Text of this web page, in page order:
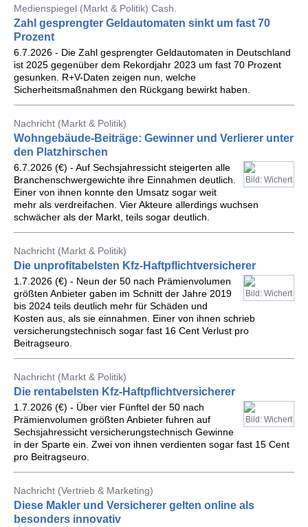
Medienspiegel (Markt & Politik) Cash.
Zahl gesprengter Geldautomaten sinkt um fast 70
Prozent
6.7.2026 - Die Zahl gesprengter Geldautomaten in Deutschland
ist 2025 gegenüber dem Rekordjahr 2023 um fast 70 Prozent
gesunken. R+V-Daten zeigen nun, welche
Sicherheitsmaßnahmen den Rückgang bewirkt haben.
Nachricht (Markt & Politik)
Wohngebäude-Beiträge: Gewinner und Verlierer unter
den Platzhirschen
Bild: Wichert
6.7.2026 (€) - Auf Sechsjahressicht steigerten alle
Branchenschwergewichte ihre Einnahmen deutlich.
Einer von ihnen konnte den Umsatz sogar weit
mehr als verdreifachen. Vier Akteure allerdings wuchsen
schwächer als der Markt, teils sogar deutlich.
Nachricht (Markt & Politik)
Die unprofitabelsten Kfz-Haftpflichtversicherer
Bild: Wichert
1.7.2026 (€) - Neun der 50 nach Prämienvolumen
größten Anbieter gaben im Schnitt der Jahre 2019
bis 2024 teils deutlich mehr für Schäden und
Kosten aus, als sie einnahmen. Einer von ihnen schrieb
versicherungstechnisch sogar fast 16 Cent Verlust pro
Beitragseuro.
Nachricht (Markt & Politik)
Die rentabelsten Kfz-Haftpflichtversicherer
Bild: Wichert
1.7.2026 (€) - Über vier Fünftel der 50 nach
Prämienvolumen größten Anbieter fuhren auf
Sechsjahressicht versicherungstechnisch Gewinne
in der Sparte ein. Zwei von ihnen verdienten sogar fast 15 Cent
pro Beitragseuro.
Nachricht (Vertrieb & Marketing)
Diese Makler und Versicherer gelten online als
besonders innovativ